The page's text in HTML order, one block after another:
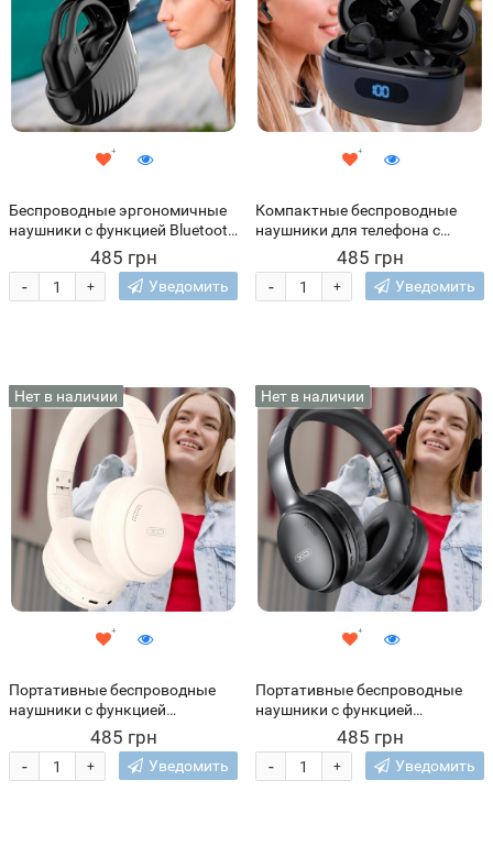
Беспроводные эргономичные
наушники с функцией Bluetooth
5.3 и пластиковым кейсом XO
G20 Черный (AX)
485 грн
+
- Уведомить
Компактные беспроводные
наушники для телефона с
кейсом XO G9 Bluetooth 5.1
Черный (AX)
485 грн
+
- Уведомить
Нет в наличии
Портативные беспроводные
наушники с функцией
шумоподавления, блютузом и
микрофоном XO BE41 BT 5.3
Бежевый (AX)
485 грн
+
- Уведомить
Нет в наличии
Портативные беспроводные
наушники с функцией
шумоподавления, блютузом и
микрофоном XO BE41 BT 5.3
Черный (AX)
485 грн
+
- Уведомить